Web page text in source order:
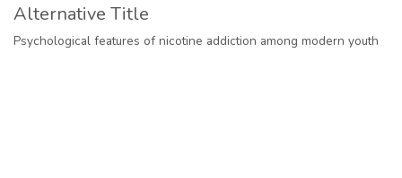
Alternative Title
Psychological features of nicotine addiction among modern youth